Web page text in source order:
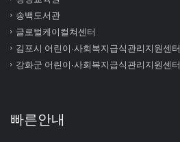
송백도서관
글로벌케이컬쳐센터
김포시 어린이∙사회복지급식관리지원센터
강화군 어린이∙사회복지급식관리지원센터
빠른안내